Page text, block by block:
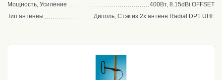
Мощность, Усиление
400Вт, 8.15dBi OFFSET
Тип антенны
Диполь, Стэк из 2х антенн Radial DP1 UHF